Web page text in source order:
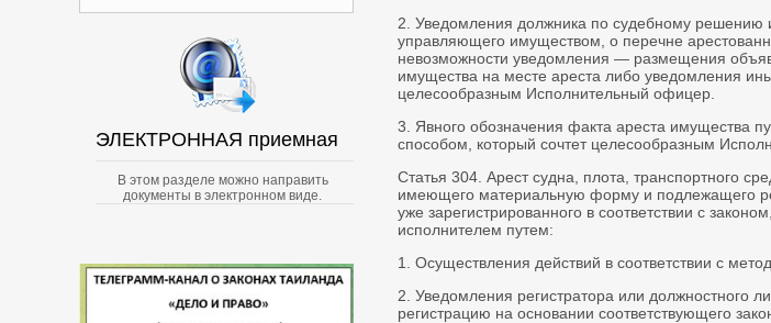
ЭЛЕКТРОННАЯ приемная
В этом разделе можно направить
документы в электронном виде.
2. Уведомления должника по судебному решению
управляющего имуществом, о перечне
невозможности уведомления — размещения
имущества на месте ареста либо уведомления
целесообразным Исполнительный офицер.
3. Явного обозначения факта ареста имущества
способом, который сочтет целесообразным
Статья 304. Арест судна, плота, транспортного
имеющего материальную форму и подлежащего
уже зарегистрированного в соответствии с
исполнителем путем:
1. Осуществления действий в соответствии с
2. Уведомления регистратора или должностного
регистрацию на основании соответствующего